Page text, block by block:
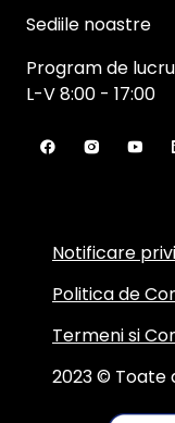
Sediile noastre
Program de
L-V 8:00 - 17:00
2023 © Toate
Notificare
Politica de
Termeni si